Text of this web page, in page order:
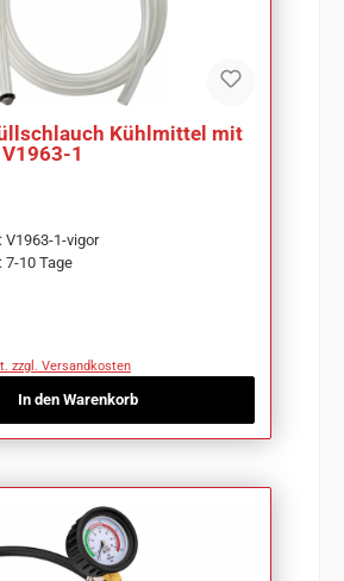
Kühlmittel mit
1
1-vigor
10 Tage
zzgl. Versandkosten
In den Warenkorb